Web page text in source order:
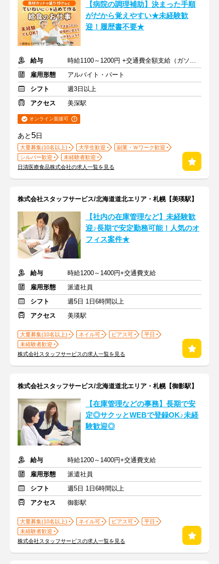
【病院の調理補助】決まった手順
がだから覚えやすい★未経験歓
迎！履歴書不要★
給与
時給1100～1200円 +交通費全額支給（ガソリン代も支給）
雇用形態
アルバイト・パート
シフト
週3日以上
アクセス
美深駅
オンライン面接可
あと 5日
大量募集(10名以上) 大学生歓迎
副業・Ｗワーク歓迎
シルバー歓迎
未経験者歓迎
日清医療食品株式会社の求人一覧を見る
株式会社スタッフサービス/北海道道北エリア・札幌【美瑛駅】
【社内の在庫管理など】未経験歓
迎♪長期で安定勤務可能！人気のオ
フィス案件★
給与
時給1200～1400円+交通費支給
雇用形態
派遣社員
シフト
週5日 1日6時間以上
アクセス
美瑛駅
大量募集(10名以上) ネイル可 ピアス可
平日
未経験者歓迎
株式会社スタッフサービスの求人一覧を見る
株式会社スタッフサービス/北海道道北エリア・札幌【御影駅】
【在庫管理などの事務】長期で安
定◎サクッとWEBで登録OK♪未経
験歓迎◎
給与
時給1200～1400円+交通費支給
雇用形態
派遣社員
シフト
週5日 1日6時間以上
アクセス
御影駅
大量募集(10名以上) ネイル可 ピアス可
平日
未経験者歓迎
株式会社スタッフサービスの求人一覧を見る